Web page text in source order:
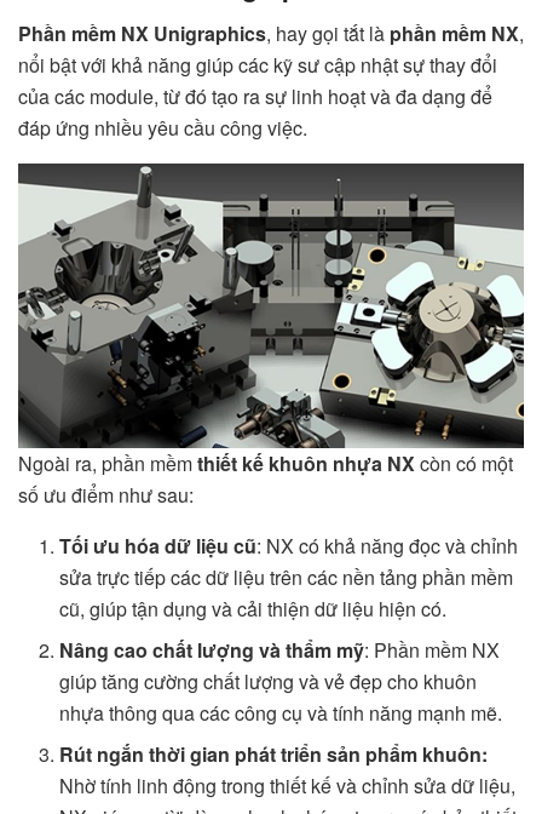
Phần mềm NX Unigraphics, hay gọi tắt là phần mềm NX,
nổi bật với khả năng giúp các kỹ sư cập nhật sự thay đổi
của các module, từ đó tạo ra sự linh hoạt và đa dạng để
đáp ứng nhiều yêu cầu công việc.
Ngoài ra, phần mềmthiết kế khuôn nhựa NXcòn có một
số ưu điểm như sau:
Tối ưu hóa dữ liệu cũ: NX có khả năng đọc và chỉnh
sửa trực tiếp các dữ liệu trên các nền tảng phần mềm
cũ, giúp tận dụng và cải thiện dữ liệu hiện có.
Nâng cao chất lượng và thẩm mỹ: Phần mềm NX
giúp tăng cường chất lượng và vẻ đẹp cho khuôn
nhựa thông qua các công cụ và tính năng mạnh mẽ.
Rút ngắn thời gian phát triển sản phẩm khuôn:
Nhờ tính linh động trong thiết kế và chỉnh sửa dữ liệu,